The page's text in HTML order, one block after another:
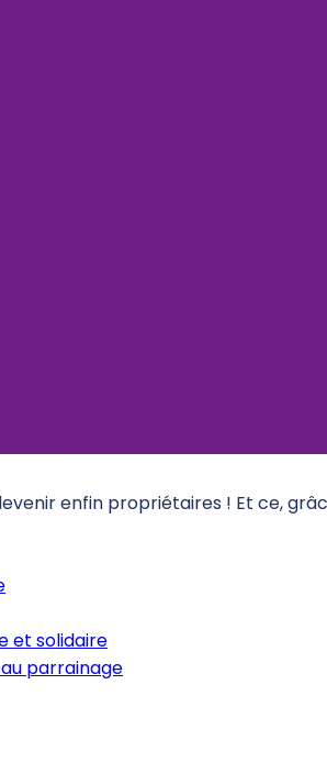
enfin propriétaires ! Et ce,
et solidaire
parrainage